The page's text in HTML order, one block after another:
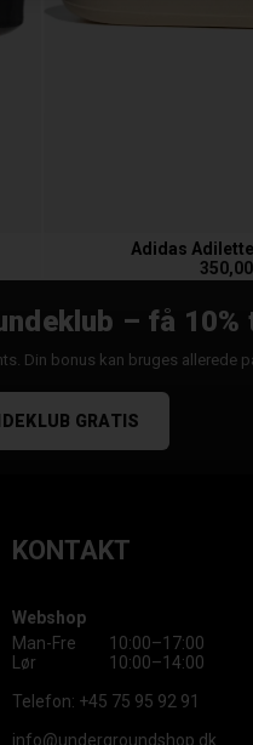
Adidas Adilette
– få
Din bonus kan bruges allerede
GRATIS
KONTAKT
Webshop
Man-Fre
10:00–17:00
Lør
10:00–14:00
Telefon: +45 75 95 92 91
info@undergroundshop.dk